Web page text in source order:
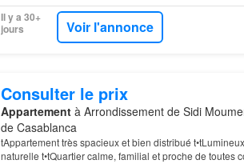
Il y a 30+
jours
Voir l'annonce
Consulter le prix
Appartementà Arrondissement de Sidi
de Casablanca
tAppartement très spacieux et bien distribué
naturelle t•tQuartier calme, familial et proche de toutes